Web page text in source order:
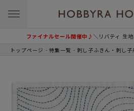
ファイナルセール開催中♪＼リバティ 生
トップページ 特集一覧 刺し子ふきん・刺し子